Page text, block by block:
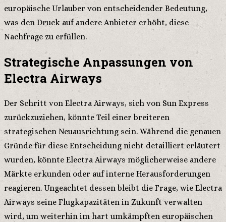
europäische Urlauber von entscheidender Bedeutung,
was den Druck auf andere Anbieter erhöht, diese
Nachfrage zu erfüllen.
Strategische Anpassungen von
Electra Airways
Der Schritt von Electra Airways, sich von Sun Express
zurückzuziehen, könnte Teil einer breiteren
strategischen Neuausrichtung sein. Während die genauen
Gründe für diese Entscheidung nicht detailliert erläutert
wurden, könnte Electra Airways möglicherweise andere
Märkte erkunden oder auf interne Herausforderungen
reagieren. Ungeachtet dessen bleibt die Frage, wie Electra
Airways seine Flugkapazitäten in Zukunft verwalten
wird, um weiterhin im hart umkämpften europäischen